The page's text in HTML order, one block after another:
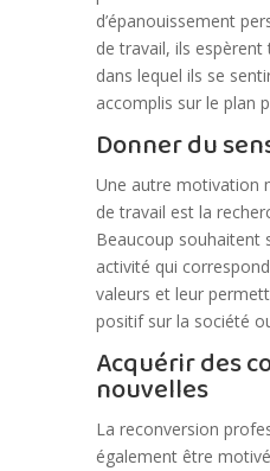
d’épanouissement
de travail, ils
dans lequel ils se
accomplis sur le plan
Donner du
Une autre motivation
de travail est la
Beaucoup souhaitent
activité qui
valeurs et leur
positif sur la société
Acquérir des
nouvelles
La reconversion
également être